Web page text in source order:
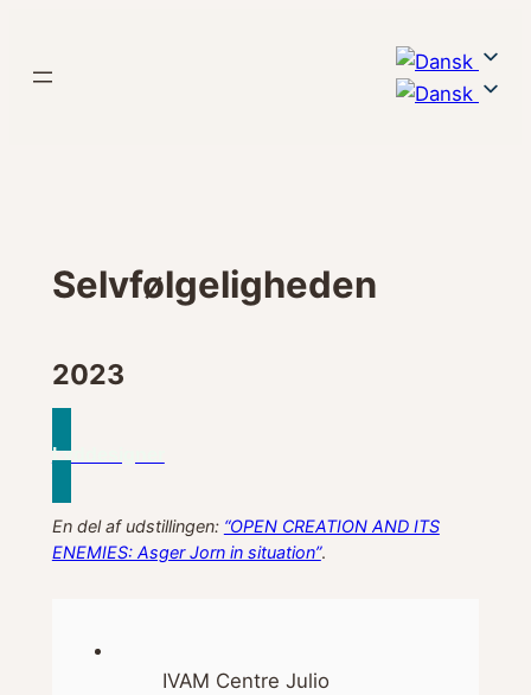
indhold
Selvfølgeligheden
2023
Lyddesigner
En del af udstillingen: “OPEN CREATION AND ITS
ENEMIES: Asger Jorn in situation”.
IVAM Centre Julio